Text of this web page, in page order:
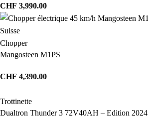
CHF 3,990.00
Chopper
Mangosteen M1PS
CHF 4,390.00
Trottinette
Dualtron Thunder 3 72V40AH – Edition 2024